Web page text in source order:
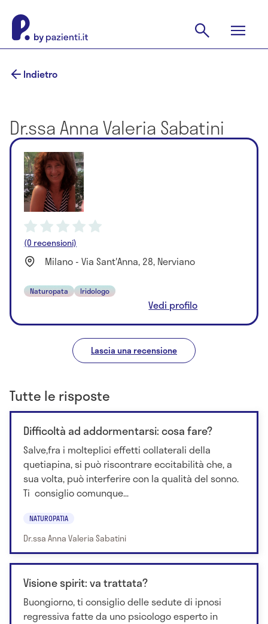
Indietro
Dr.ssa Anna Valeria Sabatini
(0 recensioni)
Milano - Via Sant'Anna, 28, Nerviano
Naturopata Iridologo
Vedi profilo
Lascia una recensione
Tutte le risposte
Difficoltà ad addormentarsi: cosa fare?
Salve,fra i molteplici effetti collaterali della
quetiapina, si può riscontrare eccitabilità che, a
sua volta, può interferire con la qualità del sonno.
Ti consiglio comunque...
NATUROPATIA
Dr.ssa Anna Valeria Sabatini
Visione spirit: va trattata?
Buongiorno, ti consiglio delle sedute di ipnosi
regressiva fatte da uno psicologo esperto in